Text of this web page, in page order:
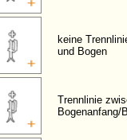
keine
und Bogen
Trennlinie
Bogenanfang/